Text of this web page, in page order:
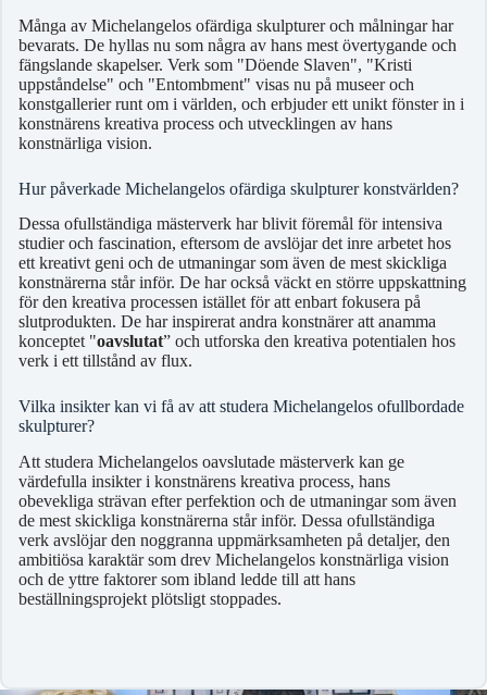
Många av Michelangelos ofärdiga skulpturer och målningar har
bevarats. De hyllas nu som några av hans mest övertygande och
fängslande skapelser. Verk som "Döende Slaven", "Kristi
uppståndelse" och "Entombment" visas nu på museer och
konstgallerier runt om i världen, och erbjuder ett unikt fönster in i
konstnärens kreativa process och utvecklingen av hans
konstnärliga vision.
Hur påverkade Michelangelos ofärdiga skulpturer konstvärlden?
Dessa ofullständiga mästerverk har blivit föremål för intensiva
studier och fascination, eftersom de avslöjar det inre arbetet hos
ett kreativt geni och de utmaningar som även de mest skickliga
konstnärerna står inför. De har också väckt en större uppskattning
för den kreativa processen istället för att enbart fokusera på
slutprodukten. De har inspirerat andra konstnärer att anamma
konceptet "oavslutat” och utforska den kreativa potentialen hos
verk i ett tillstånd av flux.
Vilka insikter kan vi få av att studera Michelangelos ofullbordade
skulpturer?
Att studera Michelangelos oavslutade mästerverk kan ge
värdefulla insikter i konstnärens kreativa process, hans
obevekliga strävan efter perfektion och de utmaningar som även
de mest skickliga konstnärerna står inför. Dessa ofullständiga
verk avslöjar den noggranna uppmärksamheten på detaljer, den
ambitiösa karaktär som drev Michelangelos konstnärliga vision
och de yttre faktorer som ibland ledde till att hans
beställningsprojekt plötsligt stoppades.